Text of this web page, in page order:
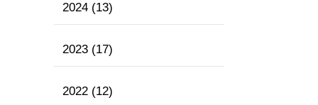
2024 (13)
2023 (17)
2022 (12)